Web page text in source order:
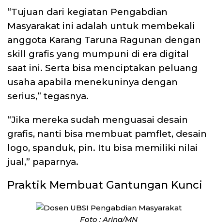
“Tujuan dari kegiatan Pengabdian
Masyarakat ini adalah untuk membekali
anggota Karang Taruna Ragunan dengan
skill grafis yang mumpuni di era digital
saat ini. Serta bisa menciptakan peluang
usaha apabila menekuninya dengan
serius,” tegasnya.
“Jika mereka sudah menguasai desain
grafis, nanti bisa membuat pamflet, desain
logo, spanduk, pin. Itu bisa memiliki nilai
jual,” paparnya.
Praktik Membuat Gantungan Kunci
Foto : Arina/MN